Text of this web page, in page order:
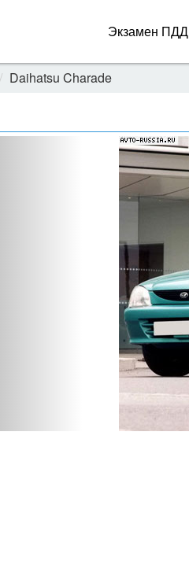
Экзамен ПДД
Daihatsu Charade